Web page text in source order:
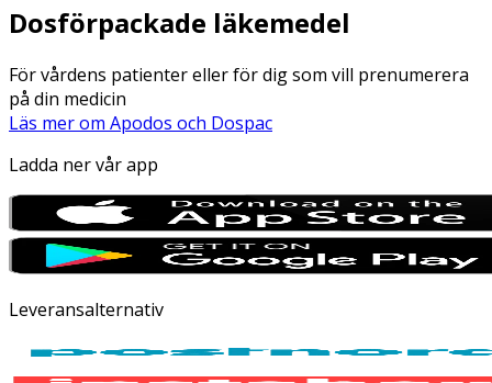
Dosförpackade läkemedel
För vårdens patienter eller för dig som vill prenumerera
på din medicin
Läs mer om Apodos och Dospac
Ladda ner vår app
Leveransalternativ